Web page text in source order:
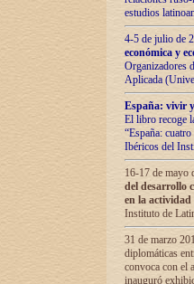
estudios
4-5 de julio de
económica y
Organizadores
Aplicada
España: vivir
El libro recoge
“España:
Ibéricos del
16-17 de mayo
del desarrollo
en la
Instituto de
31 de marzo
diplomáticas
convoca con el
inauguró